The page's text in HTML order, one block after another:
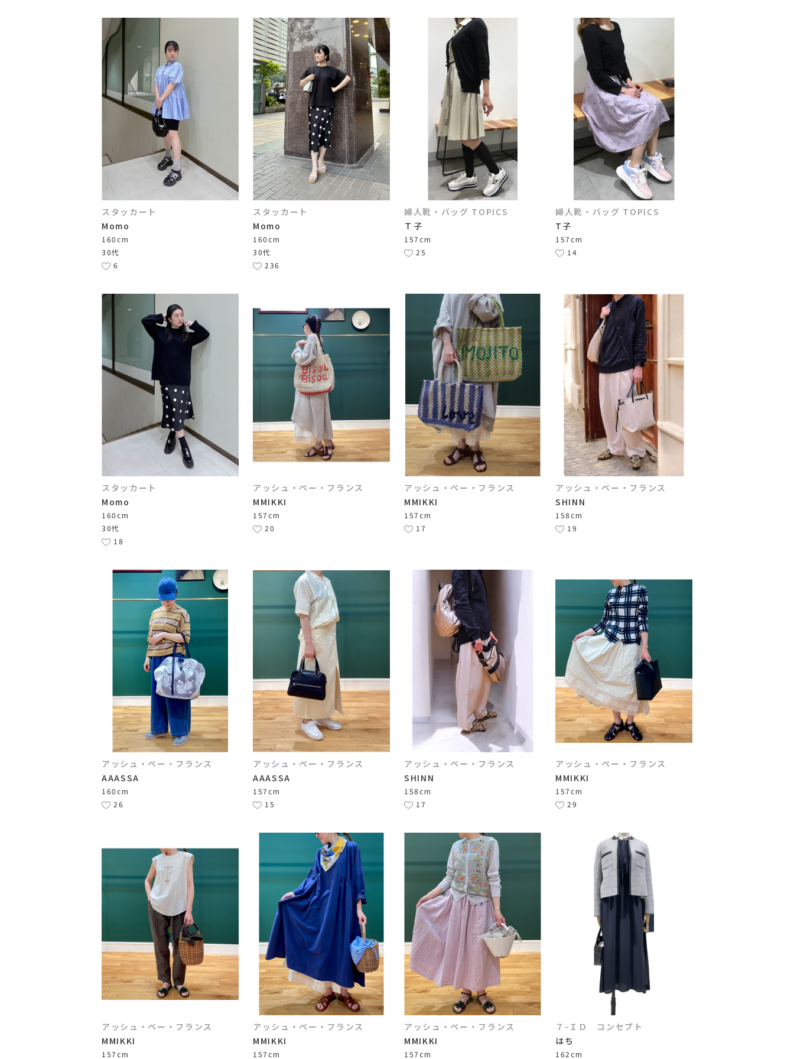
スタッカート
Momo
160cm
30代
6
スタッカート
Momo
160cm
30代
236
婦人靴・バッグ TOPICS
Ｔ子
157cm
25
婦人靴・バッグ TOPICS
T子
157cm
14
スタッカート
Momo
160cm
30代
18
アッシュ・ペー・フランス
MMIKKI
157cm
20
アッシュ・ペー・フランス
MMIKKI
157cm
17
アッシュ・ペー・フランス
SHINN
158cm
19
アッシュ・ペー・フランス
AAASSA
160cm
26
アッシュ・ペー・フランス
AAASSA
157cm
15
アッシュ・ペー・フランス
SHINN
158cm
17
アッシュ・ペー・フランス
MMIKKI
157cm
29
アッシュ・ペー・フランス
MMIKKI
157cm
アッシュ・ペー・フランス
MMIKKI
157cm
アッシュ・ペー・フランス
MMIKKI
157cm
７-ＩＤ コンセプト
はち
162cm